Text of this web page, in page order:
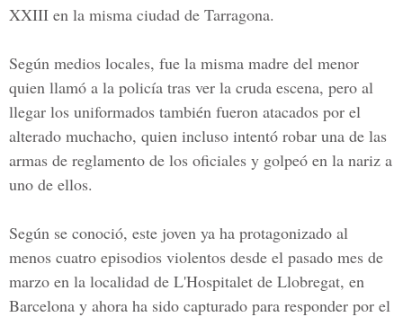
XXIII en la misma ciudad de Tarragona.
Según medios locales, fue la misma madre del menor
quien llamó a la policía tras ver la cruda escena, pero al
llegar los uniformados también fueron atacados por el
alterado muchacho, quien incluso intentó robar una de las
armas de reglamento de los oficiales y golpeó en la nariz a
uno de ellos.
Según se conoció, este joven ya ha protagonizado al
menos cuatro episodios violentos desde el pasado mes de
marzo en la localidad de L'Hospitalet de Llobregat, en
Barcelona y ahora ha sido capturado para responder por el